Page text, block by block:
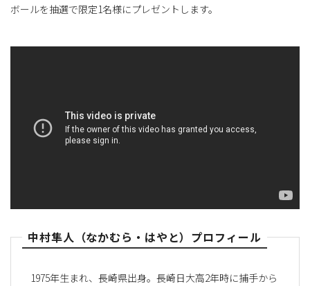
ボールを抽選で限定1名様にプレゼントします。
中村隼人（なかむら・はやと）プロフィール
1975年生まれ、長崎県出身。長崎日大高2年時に捕手から